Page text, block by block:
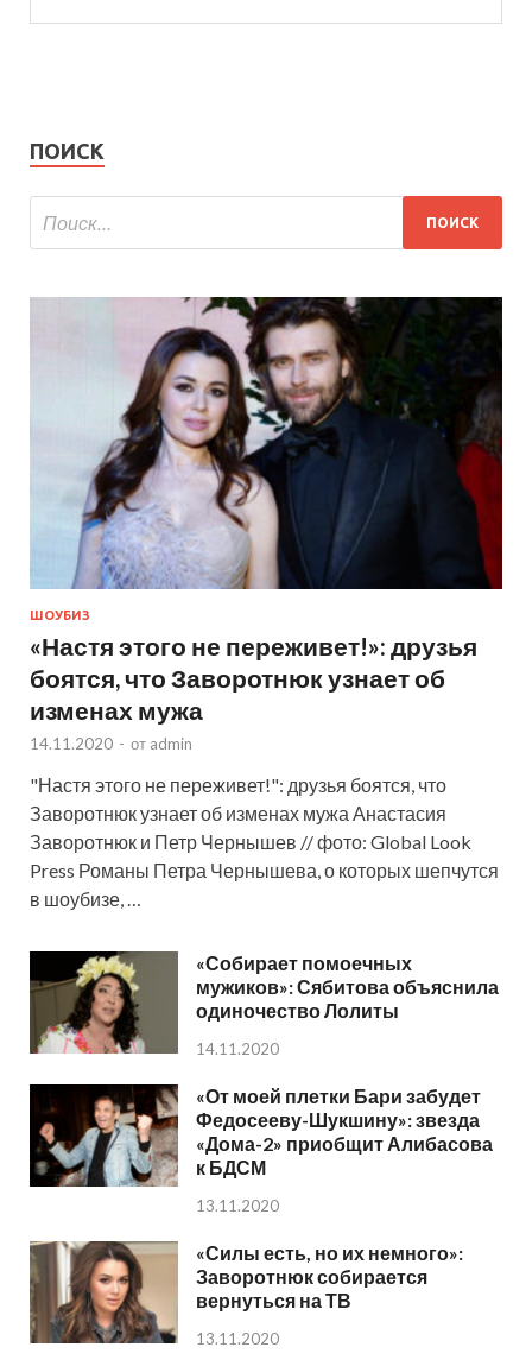
ПОИСК
ШОУБИЗ
«Настя этого не переживет!»: друзья
боятся, что Заворотнюк узнает об
изменах мужа
14.11.2020 - от admin
"Настя этого не переживет!": друзья боятся, что
Заворотнюк узнает об изменах мужа Анастасия
Заворотнюк и Петр Чернышев // фото: Global Look
Press Романы Петра Чернышева, о которых шепчутся
в шоубизе, …
«Собирает помоечных
мужиков»: Сябитова объяснила
одиночество Лолиты
14.11.2020
«От моей плетки Бари забудет
Федосееву-Шукшину»: звезда
«Дома-2» приобщит Алибасова
к БДСМ
13.11.2020
«Силы есть, но их немного»:
Заворотнюк собирается
вернуться на ТВ
13.11.2020